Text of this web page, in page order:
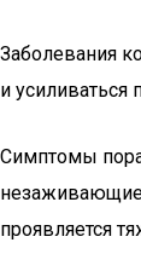
Заболевания
и усиливаться
Симптомы
незаживающие
проявляется